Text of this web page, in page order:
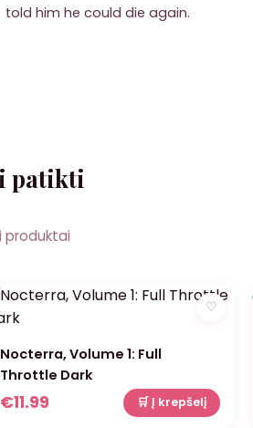
told him he could die again.
patikti
produktai
♡
Nocterra, Volume 1: Full
Throttle Dark
€11.99 🛒 Į krepšelį